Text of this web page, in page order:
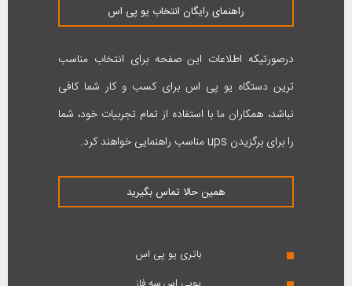
راهنمای رایگان انتخاب یو پی اس
درصورتیکه اطلاعات این صفحه برای انتخاب مناسب
ترین دستگاه یو پی اس برای کسب و کار شما کافی
نباشد، همکاران ما با استفاده از تمام تجربیات خود، شما
را برای برگزیدن ups مناسب راهنمایی خواهند کرد.
همین حالا تماس بگیرید
باتری یو پی اس